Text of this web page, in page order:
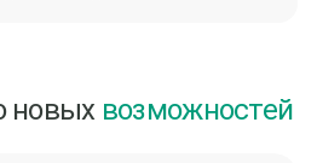
новых возможностей